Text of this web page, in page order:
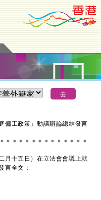
傭工政策」動議辯論總結發言
＊ ＊ ＊ ＊ ＊ ＊ ＊ ＊ ＊ ＊ ＊ ＊ ＊ ＊
十五日）在立法會會議上就
言全文：